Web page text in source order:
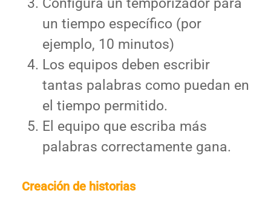
Configura un temporizador para
un tiempo específico (por
ejemplo, 10 minutos)
Los equipos deben escribir
tantas palabras como puedan en
el tiempo permitido.
El equipo que escriba más
palabras correctamente gana.
Creación de historias